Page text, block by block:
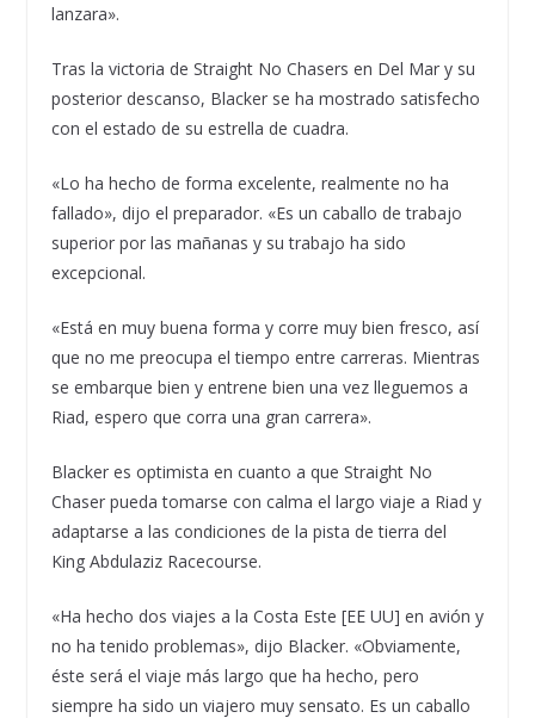
lanzara».
Tras la victoria de Straight No Chasers en Del Mar y su
posterior descanso, Blacker se ha mostrado satisfecho
con el estado de su estrella de cuadra.
«Lo ha hecho de forma excelente, realmente no ha
fallado», dijo el preparador. «Es un caballo de trabajo
superior por las mañanas y su trabajo ha sido
excepcional.
«Está en muy buena forma y corre muy bien fresco, así
que no me preocupa el tiempo entre carreras. Mientras
se embarque bien y entrene bien una vez lleguemos a
Riad, espero que corra una gran carrera».
Blacker es optimista en cuanto a que Straight No
Chaser pueda tomarse con calma el largo viaje a Riad y
adaptarse a las condiciones de la pista de tierra del
King Abdulaziz Racecourse.
«Ha hecho dos viajes a la Costa Este [EE UU] en avión y
no ha tenido problemas», dijo Blacker. «Obviamente,
éste será el viaje más largo que ha hecho, pero
siempre ha sido un viajero muy sensato. Es un caballo